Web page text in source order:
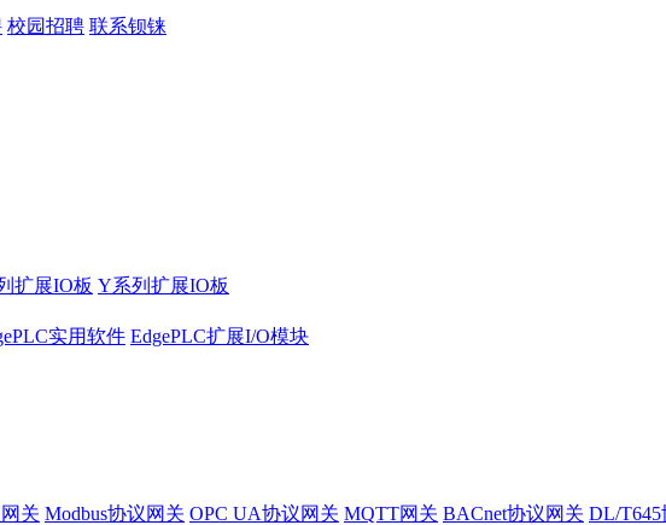
校园招聘 联系钡铼
扩展IO板 Y系列扩展IO板
实用软件 EdgePLC扩展I/O模块
关 Modbus协议网关 OPC UA协议网关 MQTT网关 BACnet协议网关 DL/